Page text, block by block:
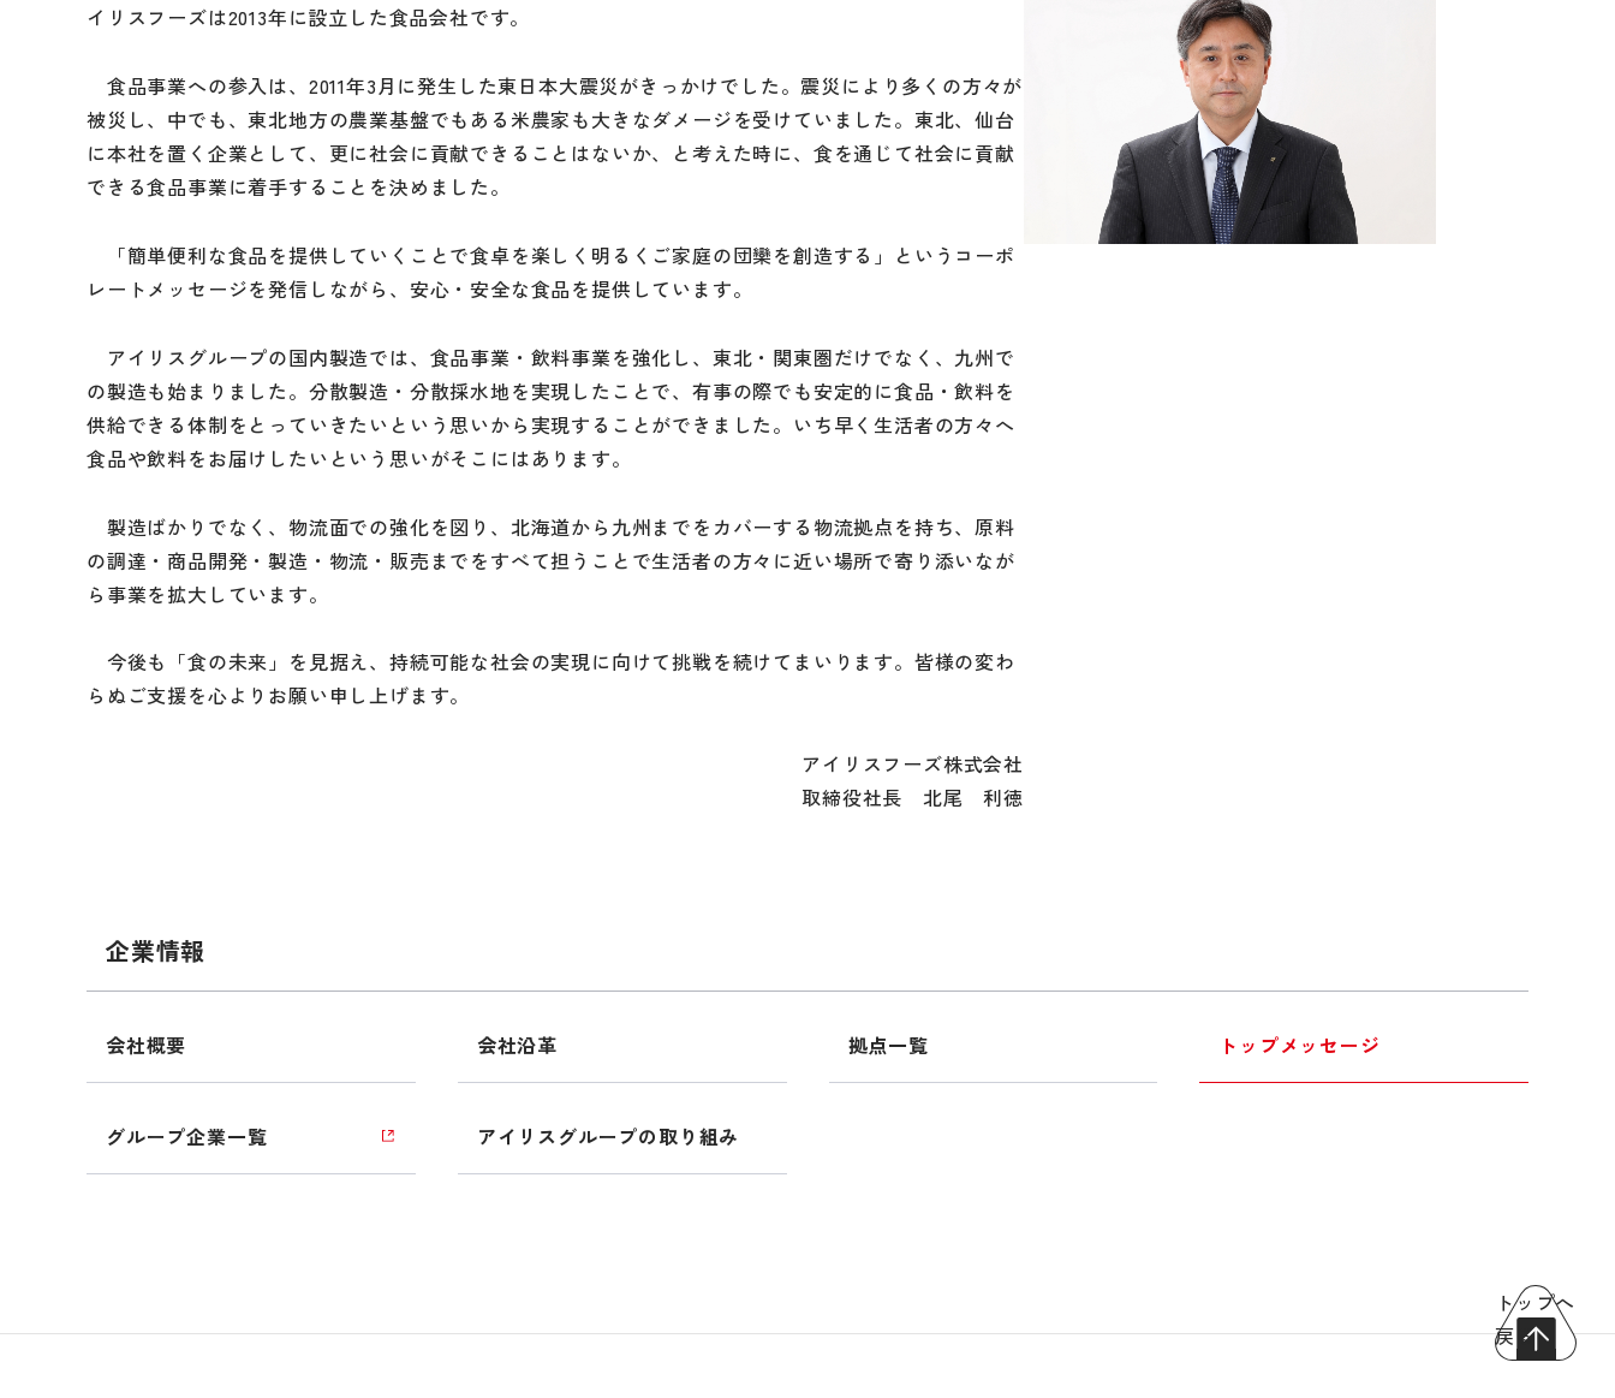
イリスフーズは2013年に設立した食品会社です。
食品事業への参入は、2011年3月に発生した東日本大震災がきっかけでした。震災により多くの方々が
被災し、中でも、東北地方の農業基盤でもある米農家も大きなダメージを受けていました。東北、仙台
に本社を置く企業として、更に社会に貢献できることはないか、と考えた時に、食を通じて社会に貢献
できる食品事業に着手することを決めました。
「簡単便利な食品を提供していくことで食卓を楽しく明るくご家庭の団欒を創造する」というコーポ
レートメッセージを発信しながら、安心・安全な食品を提供しています。
アイリスグループの国内製造では、食品事業・飲料事業を強化し、東北・関東圏だけでなく、九州で
の製造も始まりました。分散製造・分散採水地を実現したことで、有事の際でも安定的に食品・飲料を
供給できる体制をとっていきたいという思いから実現することができました。いち早く生活者の方々へ
食品や飲料をお届けしたいという思いがそこにはあります。
製造ばかりでなく、物流面での強化を図り、北海道から九州までをカバーする物流拠点を持ち、原料
の調達・商品開発・製造・物流・販売までをすべて担うことで生活者の方々に近い場所で寄り添いなが
ら事業を拡大しています。
今後も「食の未来」を見据え、持続可能な社会の実現に向けて挑戦を続けてまいります。皆様の変わ
らぬご支援を心よりお願い申し上げます。
アイリスフーズ株式会社
取締役社長 北尾 利徳
企業情報
会社概要 会社沿革 拠点一覧 トップメッセージ
グループ企業一覧 アイリスグループの取り組み
トップへ
戻る